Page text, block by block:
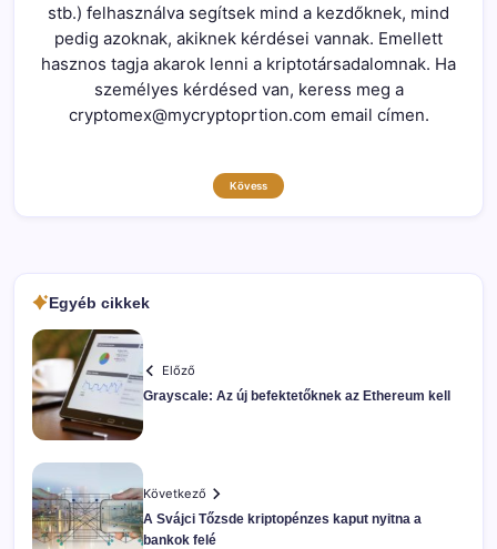
stb.) felhasználva segítsek mind a kezdőknek, mind
pedig azoknak, akiknek kérdései vannak. Emellett
hasznos tagja akarok lenni a kriptotársadalomnak. Ha
személyes kérdésed van, keress meg a
cryptomex@mycryptoprtion.com email címen.
Kövess
Egyéb cikkek
Előző
Grayscale: Az új befektetőknek az Ethereum kell
Következő
A Svájci Tőzsde kriptopénzes kaput nyitna a
bankok felé